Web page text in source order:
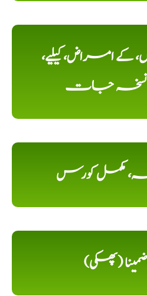
کے امراض، کیلیے،
نسخہ جات
مکمل کورس
(پھکی)